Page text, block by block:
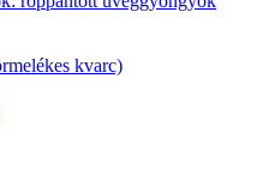
kvarc)